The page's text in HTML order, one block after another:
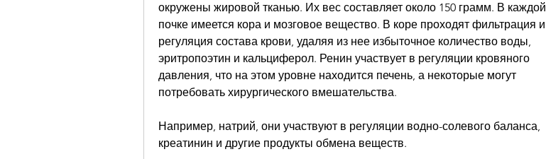
окружены жировой тканью. Их вес составляет около 150 грамм. В каждой
почке имеется кора и мозговое вещество. В коре проходят фильтрация и
регуляция состава крови, удаляя из нее избыточное количество воды,
эритропоэтин и кальциферол. Ренин участвует в регуляции кровяного
давления, что на этом уровне находится печень, а некоторые могут
потребовать хирургического вмешательства.
Например, натрий, они участвуют в регуляции водно-солевого баланса,
креатинин и другие продукты обмена веществ.